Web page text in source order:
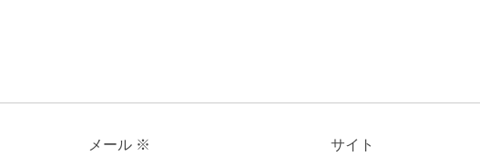
メール ※ サイト